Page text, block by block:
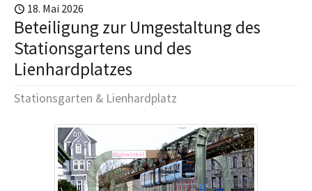
18. Mai 2026
Beteiligung zur Umgestaltung des
Stationsgartens und des
Lienhardplatzes
Stationsgarten & Lienhardplatz